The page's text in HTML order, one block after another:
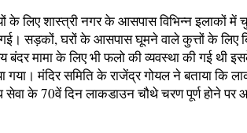
के लिए शास्त्री नगर के आसपास विभिन्न इलाकों में
सड़कों, घरों के आसपास घूमने वाले कुत्तों के लिए
बंदर मामा के लिए भी फलो की व्यवस्था की गई थी
गया। मंदिर समिति के राजेंद्र गोयल ने बताया कि
सेवा के 70वें दिन लाकडाउन चौथे चरण पूर्ण होने पर